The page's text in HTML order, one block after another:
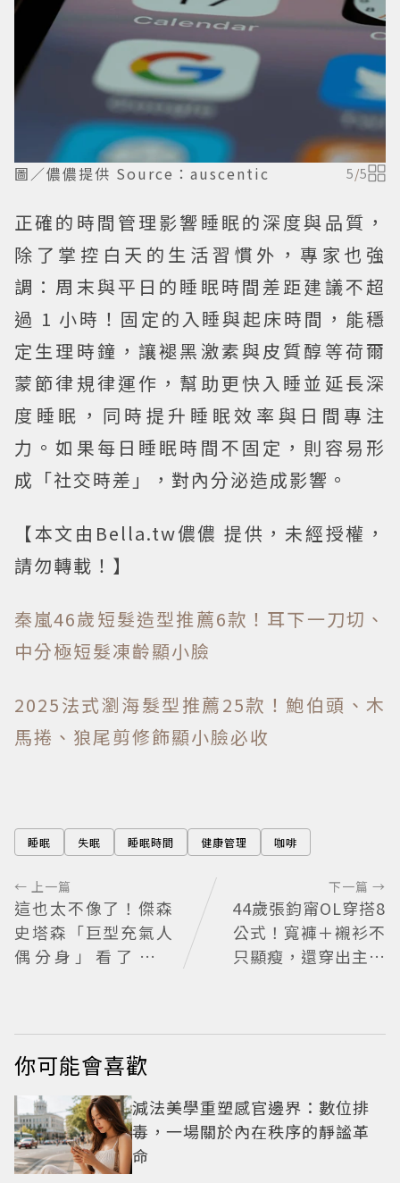
圖／儂儂提供 Source：auscentic 5/5
正確的時間管理影響睡眠的深度與品質，
除了掌控白天的生活習慣外，專家也強
調：周末與平日的睡眠時間差距建議不超
過 1 小時！固定的入睡與起床時間，能穩
定生理時鐘，讓褪黑激素與皮質醇等荷爾
蒙節律規律運作，幫助更快入睡並延長深
度睡眠，同時提升睡眠效率與日間專注
力。如果每日睡眠時間不固定，則容易形
成「社交時差」，對內分泌造成影響。
【本文由Bella.tw儂儂 提供，未經授權，
請勿轉載！】
秦嵐46歲短髮造型推薦6款！耳下一刀切、
中分極短髮凍齡顯小臉
2025法式瀏海髮型推薦25款！鮑伯頭、木
馬捲、狼尾剪修飾顯小臉必收
睡眠 失眠 睡眠時間 健康管理 咖啡
← 上一篇
這也太不像了！傑森
史塔森「巨型充氣人
偶分身」看了只想
下一篇 →
44歲張鈞甯OL穿搭8
公式！寬褲＋襯衫不
只顯瘦，還穿出主管
你可能會喜歡
減法美學重塑感官邊界：數位排
毒，一場關於內在秩序的靜謐革
命